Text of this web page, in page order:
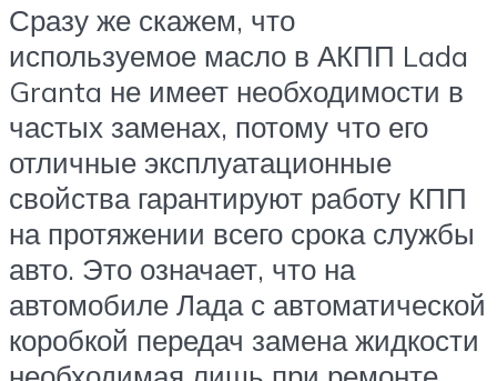
Сразу же скажем, что
используемое масло в АКПП Lada
Granta не имеет необходимости в
частых заменах, потому что его
отличные эксплуатационные
свойства гарантируют работу КПП
на протяжении всего срока службы
авто. Это означает, что на
автомобиле Лада с автоматической
коробкой передач замена жидкости